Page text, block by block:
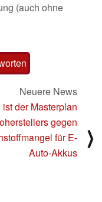
(auch ohne
Neuere News
der Masterplan
gegen
für E-
Auto-Akkus
⟩